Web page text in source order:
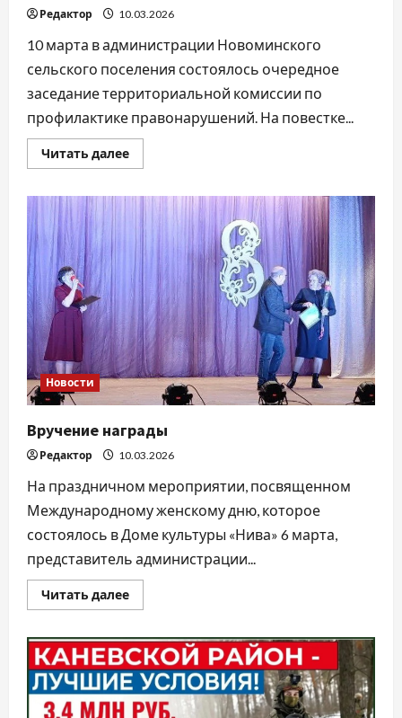
Редактор 10.03.2026
10 марта в администрации Новоминского
сельского поселения состоялось очередное
заседание территориальной комиссии по
профилактике правонарушений. На повестке...
Читать далееПрочитать
больше
залог
безопасности
порядка!
Новости
Вручение награды
Редактор 10.03.2026
На праздничном мероприятии, посвященном
Международному женскому дню, которое
состоялось в Доме культуры «Нива» 6 марта,
представитель администрации...
Читать далееПрочитать
больше
награды